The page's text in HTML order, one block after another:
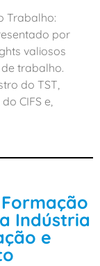
Trabalho:
por
valiosos
trabalho.
do TST,
CIFS e,
Indústria
e